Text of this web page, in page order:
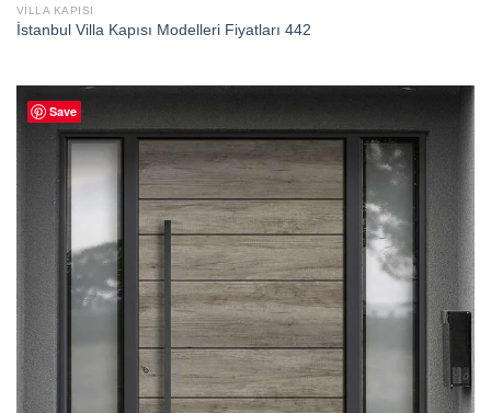
VILLA KAPISI
İstanbul Villa Kapısı Modelleri Fiyatları 442
Save